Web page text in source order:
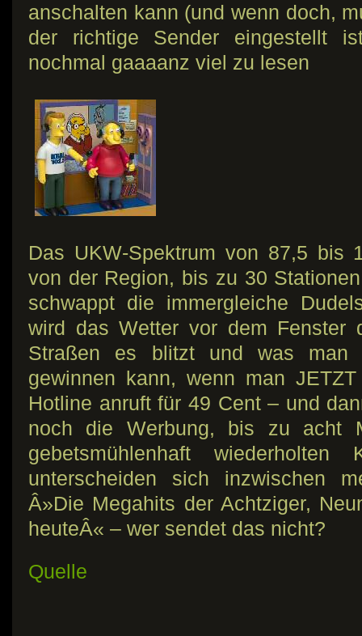
anschalten kann (und wenn doch,
der richtige Sender eingestellt
nochmal gaaaanz viel zu lesen
Das UKW-Spektrum von 87,5 bis
von der Region, bis zu 30
schwappt die immergleiche
wird das Wetter vor dem Fenster
Straßen es blitzt und was man
gewinnen kann, wenn man
Hotline anruft für 49 Cent – und
noch die Werbung, bis zu acht
gebetsmühlenhaft wiederholten
unterscheiden sich inzwischen
Â»Die Megahits der Achtziger,
heuteÂ« – wer sendet das nicht?
Quelle